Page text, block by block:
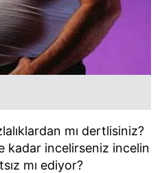
mı dertlisiniz?
kadar incelirseniz incelin
mı ediyor?